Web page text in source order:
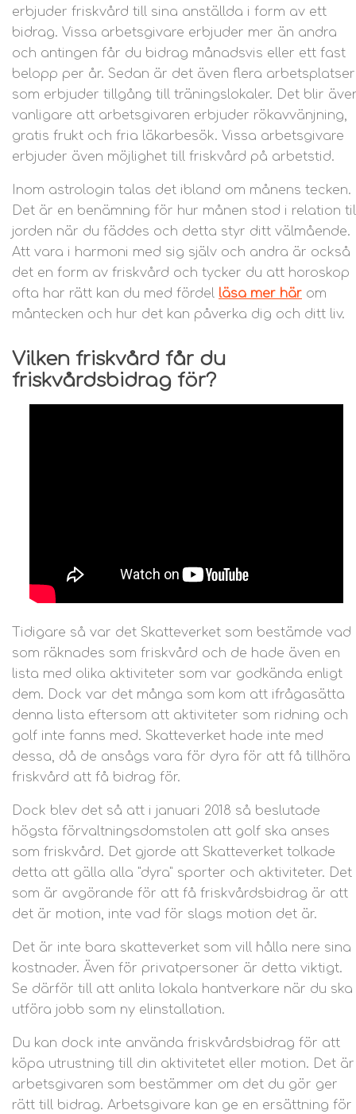
erbjuder friskvård till sina anställda i form av ett
bidrag. Vissa arbetsgivare erbjuder mer än andra
och antingen får du bidrag månadsvis eller ett fast
belopp per år. Sedan är det även flera arbetsplatser
som erbjuder tillgång till träningslokaler. Det blir
vanligare att arbetsgivaren erbjuder rökavvänjning,
gratis frukt och fria läkarbesök. Vissa arbetsgivare
erbjuder även möjlighet till friskvård på arbetstid.
Inom astrologin talas det ibland om månens tecken.
Det är en benämning för hur månen stod i relation
jorden när du fäddes och detta styr ditt välmående.
Att vara i harmoni med sig själv och andra är också
det en form av friskvård och tycker du att horoskop
ofta har rätt kan du med fördel läsa mer här om
måntecken och hur det kan påverka dig och ditt liv.
Vilken friskvård får du
friskvårdsbidrag för?
Tidigare så var det Skatteverket som bestämde vad
som räknades som friskvård och de hade även en
lista med olika aktiviteter som var godkända enligt
dem. Dock var det många som kom att ifrågasätta
denna lista eftersom att aktiviteter som ridning och
golf inte fanns med. Skatteverket hade inte med
dessa, då de ansågs vara för dyra för att få tillhöra
friskvård att få bidrag för.
Dock blev det så att i januari 2018 så beslutade
högsta förvaltningsdomstolen att golf ska anses
som friskvård. Det gjorde att Skatteverket tolkade
detta att gälla alla "dyra" sporter och aktiviteter. Det
som är avgörande för att få friskvårdsbidrag är att
det är motion, inte vad för slags motion det är.
Det är inte bara skatteverket som vill hålla nere sina
kostnader. Även för privatpersoner är detta viktigt.
Se därför till att anlita lokala hantverkare när du ska
utföra jobb som ny elinstallation.
Du kan dock inte använda friskvårdsbidrag för att
köpa utrustning till din aktivitetet eller motion. Det är
arbetsgivaren som bestämmer om det du gör ger
rätt till bidrag. Arbetsgivare kan ge en ersättning för